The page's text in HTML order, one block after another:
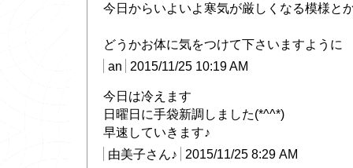
今日からいよいよ寒気が厳しくなる模様と
どうかお体に気をつけて下さいますように
an
2015/11/25 10:19 AM
今日は冷えます
日曜日に手袋新調しました(*^^*)
早速していきます♪
由美子さん♪
2015/11/25 8:29 AM